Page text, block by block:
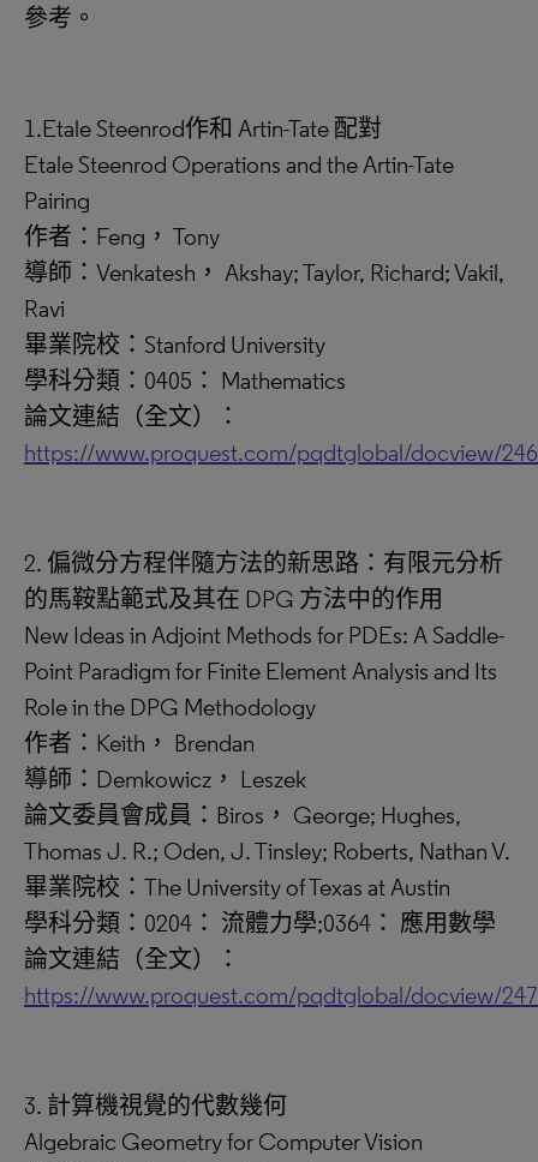
參考。
1.Etale Steenrod作和 Artin-Tate 配對
Etale Steenrod Operations and the Artin-Tate
Pairing
作者：Feng， Tony
導師：Venkatesh， Akshay; Taylor, Richard; Vakil,
Ravi
畢業院校：Stanford University
學科分類：0405： Mathematics
論文連結（全文）：
https://www.proquest.com/pqdtglobal/docview/
2. 偏微分方程伴隨方法的新思路：有限元分析
的馬鞍點範式及其在 DPG 方法中的作用
New Ideas in Adjoint Methods for PDEs: A Saddle-
Point Paradigm for Finite Element Analysis and Its
Role in the DPG Methodology
作者：Keith， Brendan
導師：Demkowicz， Leszek
論文委員會成員：Biros， George; Hughes,
Thomas J. R.; Oden, J. Tinsley; Roberts, Nathan V.
畢業院校：The University of Texas at Austin
學科分類：0204： 流體力學;0364： 應用數學
論文連結（全文）：
https://www.proquest.com/pqdtglobal/docview/
3. 計算機視覺的代數幾何
Algebraic Geometry for Computer Vision